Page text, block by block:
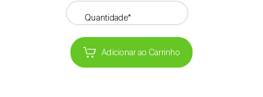
Quantidade*
Adicionar ao Carrinho